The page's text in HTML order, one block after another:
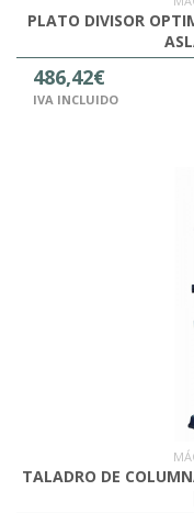
PLATO DIVISOR
486,42€
IVA INCLUIDO
TALADRO DE